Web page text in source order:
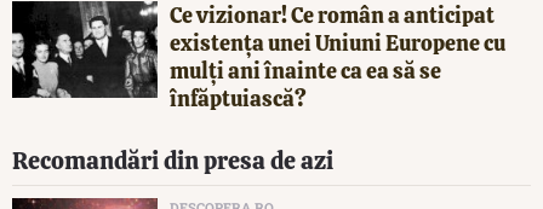
Ce vizionar! Ce român a anticipat
existența unei Uniuni Europene cu
mulți ani înainte ca ea să se
înfăptuiască?
Recomandări din presa de azi